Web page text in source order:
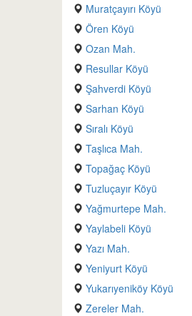
Muratçayırı Köyü
Ören Köyü
Ozan Mah.
Resullar Köyü
Şahverdi Köyü
Sarhan Köyü
Sıralı Köyü
Taşlıca Mah.
Topağaç Köyü
Tuzluçayır Köyü
Yağmurtepe Mah.
Yaylabeli Köyü
Yazı Mah.
Yeniyurt Köyü
Yukarıyeniköy Köyü
Zereler Mah.